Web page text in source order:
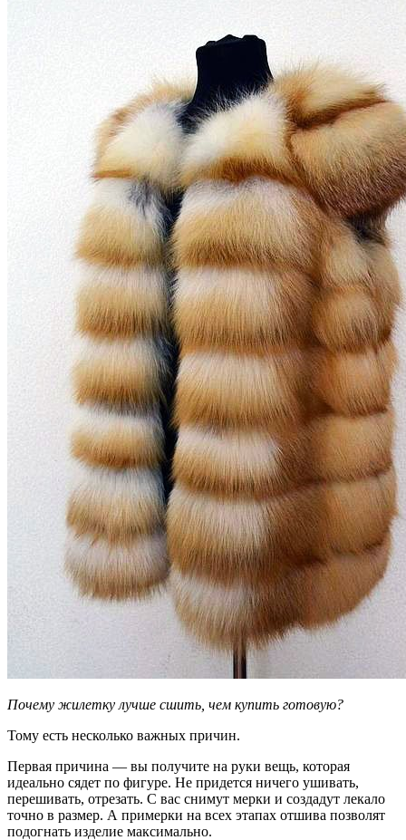
Почему жилетку лучше сшить, чем купить готовую?
Тому есть несколько важных причин.
Первая причина — вы получите на руки вещь, которая
идеально сядет по фигуре. Не придется ничего ушивать,
перешивать, отрезать. С вас снимут мерки и создадут лекало
точно в размер. А примерки на всех этапах отшива позволят
подогнать изделие максимально.